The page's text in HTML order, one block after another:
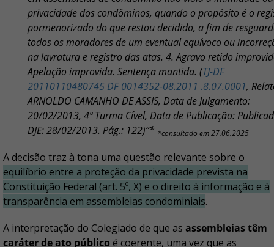
privacidade dos condôminos, quando o propósito é o
pormenorizado do que restou decidido, a fim de
todos os moradores de um eventual equívoco ou
na lavratura e registro das atas. 4. Agravo retido
Apelação improvida. Sentença mantida. (TJ-DF
20110110480745 DF 0014352-08.2011 .8.07.0001,
ARNOLDO CAMANHO DE ASSIS, Data de Julgamento:
20/02/2013, 4ª Turma Cível, Data de Publicação:
DJE: 28/02/2013. Pág.: 122)”* *consultado em 27.06.2025
A decisão traz à tona uma questão relevante sobre o
equilíbrio entre a proteção da privacidade prevista na
Constituição Federal (art. 5º, X) e o direito à informação e à
transparência em assembleias condominiais.
A interpretação do Colegiado de que as assembleias têm
caráter de ato público é coerente, uma vez que as